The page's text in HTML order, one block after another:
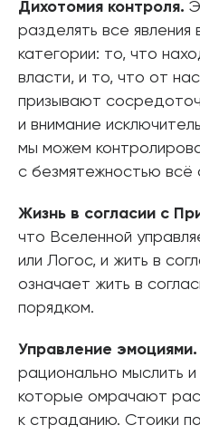
Дихотомия контроля.
разделять все явления
категории: то, что
власти, и то, что от
призывают
и внимание
мы можем
с безмятежностью всё
Жизнь в согласии с
что Вселенной
или Логос, и жить в
означает жить в
порядком.
Управление эмоциями.
рационально мыслить
которые омрачают
к страданию. Стоики